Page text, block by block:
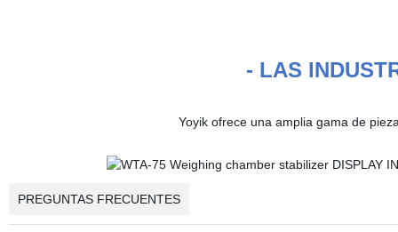
- LAS
Yoyik ofrece una amplia gama de
PREGUNTAS FRECUENTES